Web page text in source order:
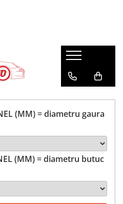
(MM) = diametru gaura
(MM) = diametru butuc